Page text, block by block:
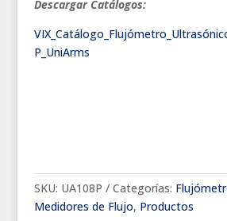
Descargar Catálogos:
P_UniArms
SKU: UA108P Categorías:
Medidores de Flujo, Productos